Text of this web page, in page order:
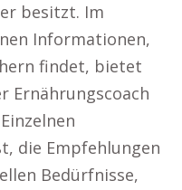
besitzt. Im
Informationen,
findet, bietet
Ernährungscoach
die Empfehlungen
Bedürfnisse,